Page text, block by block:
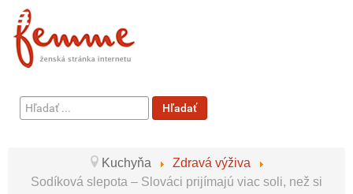
Hľadať
...
Hľadať
Kuchyňa
Zdravá výživa
Sodíková slepota – Slováci prijímajú viac soli, než si